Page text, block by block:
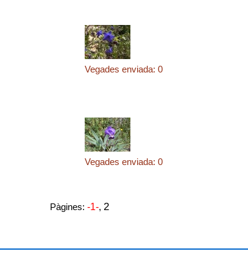
Vegades enviada: 0
Vegades enviada: 0
Pàgines: -1-, 2